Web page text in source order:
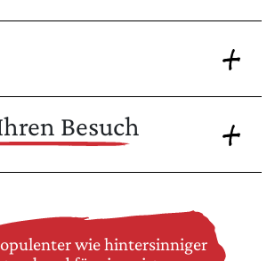
Besuch
opulenter wie hintersinniger